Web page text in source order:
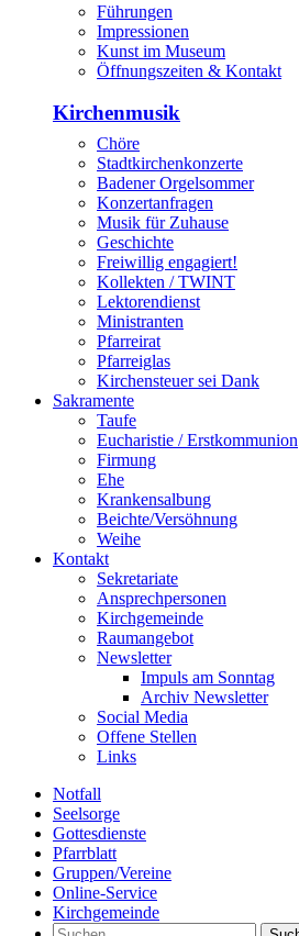
Führungen
Impressionen
Kunst im Museum
Öffnungszeiten & Kontakt
Kirchenmusik
Chöre
Stadtkirchenkonzerte
Badener Orgelsommer
Konzertanfragen
Musik für Zuhause
Geschichte
Freiwillig engagiert!
Kollekten / TWINT
Lektorendienst
Ministranten
Pfarreirat
Pfarreiglas
Kirchensteuer sei Dank
Sakramente
Taufe
Eucharistie / Erstkommunion
Firmung
Ehe
Krankensalbung
Beichte/Versöhnung
Weihe
Kontakt
Sekretariate
Ansprechpersonen
Kirchgemeinde
Raumangebot
Newsletter
Impuls am Sonntag
Archiv Newsletter
Social Media
Offene Stellen
Links
Notfall
Seelsorge
Gottesdienste
Pfarrblatt
Gruppen/Vereine
Online-Service
Kirchgemeinde
Suchen